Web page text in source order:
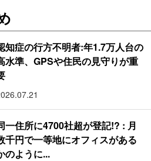
知症の行方不明者:年1.7万人台の
水準、GPSや住民の見守りが重
一住所に4700社超が登記!? : 月
千円で一等地にオフィスがある
のように...